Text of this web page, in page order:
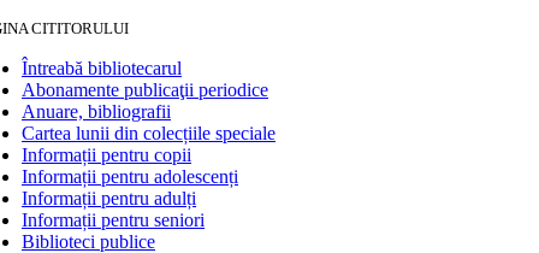
CITITORULUI
Întreabă bibliotecarul
Abonamente publicaţii periodice
Anuare, bibliografii
Cartea lunii din colecțiile speciale
Informații pentru copii
Informații pentru adolescenți
Informații pentru adulți
Informații pentru seniori
Biblioteci publice